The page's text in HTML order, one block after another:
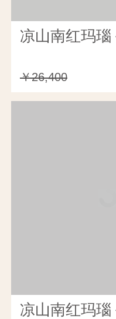
凉山南红玛瑙
￥26,400
凉山南红玛瑙